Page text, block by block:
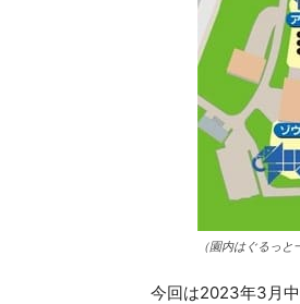
（園内はぐるっ
今回は2023年3月中